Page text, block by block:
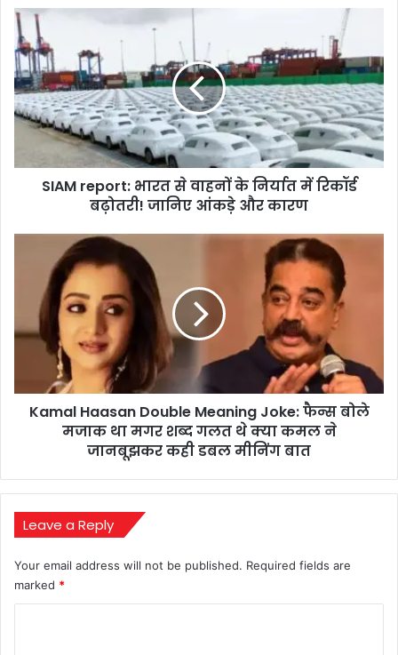
SIAM
report:
भारत
से
वाहनों
के
निर्यात
रिकॉर्ड
बढ़ोतरी!SIAM report: भारत से वाहनों के निर्यात में रिकॉर्ड
बढ़ोतरी! जानिए आंकड़े और कारण
Double
Meaning
Joke:
फैन्स
था
मगर
क्या
जानबूझकर
कही
Kamal Haasan Double Meaning Joke: फैन्स बोले
मजाक था मगर शब्द गलत थे क्या कमल ने
जानबूझकर कही डबल मीनिंग बात
Leave a Reply
Your email address will not be published. Required fields are
marked *